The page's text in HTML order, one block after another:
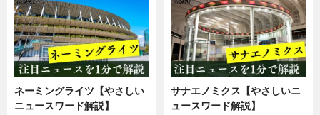
ネーミングライツ【やさしい
ニュースワード解説】
サナエノミクス【やさしいニ
ュースワード解説】